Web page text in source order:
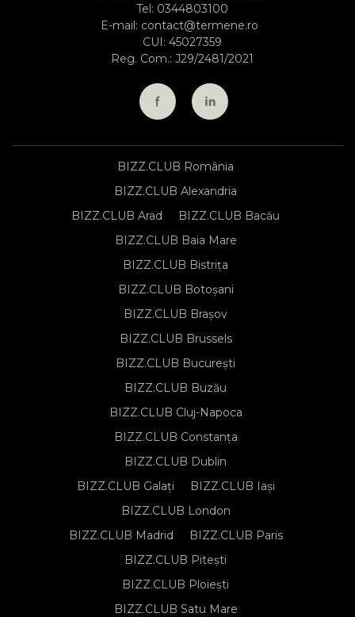
Tel: 0344803100
E-mail: contact@termene.ro
CUI: 45027359
Reg. Com.: J29/2481/2021
BIZZ.CLUB România
BIZZ.CLUB Alexandria
BIZZ.CLUB Arad
BIZZ.CLUB Bacău
BIZZ.CLUB Baia Mare
BIZZ.CLUB Bistrița
BIZZ.CLUB Botoșani
BIZZ.CLUB Brașov
BIZZ.CLUB Brussels
BIZZ.CLUB București
BIZZ.CLUB Buzău
BIZZ.CLUB Cluj-Napoca
BIZZ.CLUB Constanța
BIZZ.CLUB Dublin
BIZZ.CLUB Galați
BIZZ.CLUB Iași
BIZZ.CLUB London
BIZZ.CLUB Madrid
BIZZ.CLUB Paris
BIZZ.CLUB Pitești
BIZZ.CLUB Ploiești
BIZZ.CLUB Satu Mare